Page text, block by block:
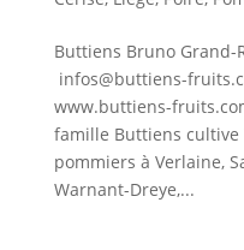
Buttiens Bruno Grand-
infos@buttiens-
www.buttiens-
famille Buttiens
pommiers à Verlaine,
Warnant-Dreye,...